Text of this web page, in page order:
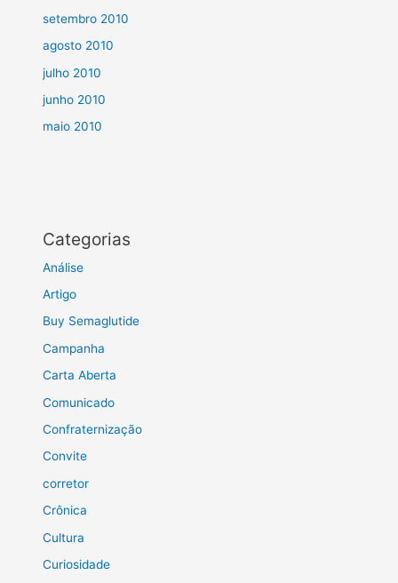
setembro 2010
agosto 2010
julho 2010
junho 2010
maio 2010
Categorias
Análise
Artigo
Buy Semaglutide
Campanha
Carta Aberta
Comunicado
Confraternização
Convite
corretor
Crônica
Cultura
Curiosidade